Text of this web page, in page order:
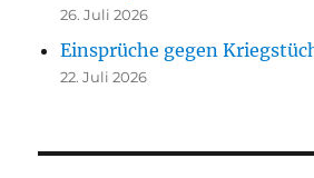
26. Juli 2026
Einsprüche gegen
22. Juli 2026